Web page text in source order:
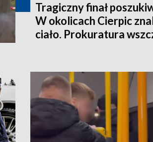
Tragiczny finał
W okolicach Cierpic
ciało. Prokuratura